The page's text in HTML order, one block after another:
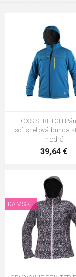
CXS STRETCH
softshellová bunda
modrá
39,64 €
L XL 2XL
DÁMSKE XS S L